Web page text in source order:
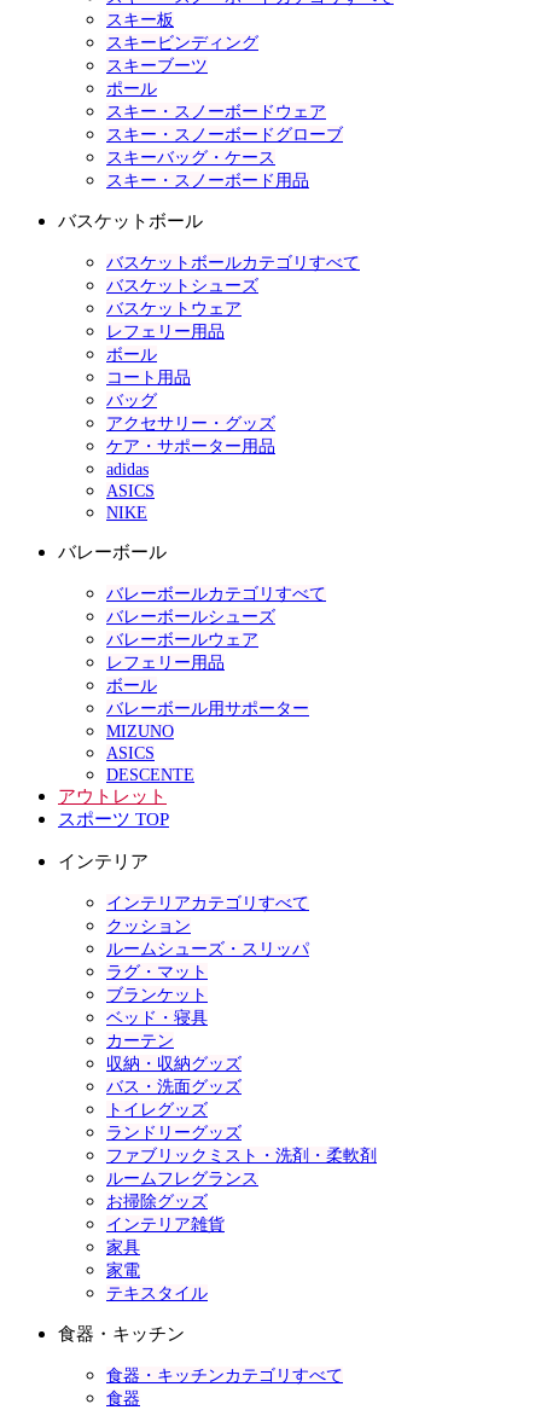
スキー板
スキービンディング
スキーブーツ
ポール
スキー・スノーボードウェア
スキー・スノーボードグローブ
スキーバッグ・ケース
スキー・スノーボード用品
バスケットボール
バスケットボールカテゴリすべて
バスケットシューズ
バスケットウェア
レフェリー用品
ボール
コート用品
バッグ
アクセサリー・グッズ
ケア・サポーター用品
adidas
ASICS
NIKE
バレーボール
バレーボールカテゴリすべて
バレーボールシューズ
バレーボールウェア
レフェリー用品
ボール
バレーボール用サポーター
MIZUNO
ASICS
DESCENTE
アウトレット
スポーツ TOP
インテリア
インテリアカテゴリすべて
クッション
ルームシューズ・スリッパ
ラグ・マット
ブランケット
ベッド・寝具
カーテン
収納・収納グッズ
バス・洗面グッズ
トイレグッズ
ランドリーグッズ
ファブリックミスト・洗剤・柔軟剤
ルームフレグランス
お掃除グッズ
インテリア雑貨
家具
家電
テキスタイル
食器・キッチン
食器・キッチンカテゴリすべて
食器